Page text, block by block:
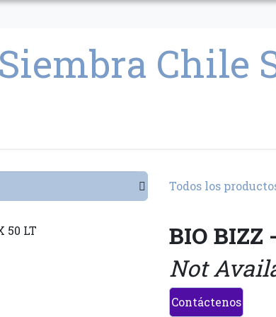
Todos los
BIO BIZZ
Not
Contáctenos